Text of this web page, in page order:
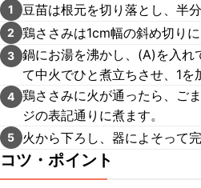
1 豆苗は根元を切り落とし、半分
2 鶏ささみは1cm幅の斜め切りに
3 鍋にお湯を沸かし、(A)を入れ
て中火でひと煮立ちさせ、1を
4 鶏ささみに火が通ったら、ご
ジの表記通りに煮ます。
5 火から下ろし、器によそって完
コツ・ポイント